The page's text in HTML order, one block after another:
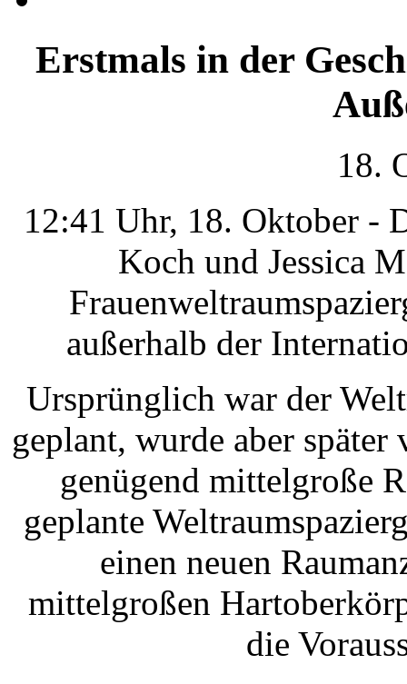
Erstmals in der
18.
12:41 Uhr, 18. Oktober -
Koch und Jessica
außerhalb der
Ursprünglich war der
geplant, wurde aber
genügend mittelgroße
geplante
einen neuen
mittelgroßen
die